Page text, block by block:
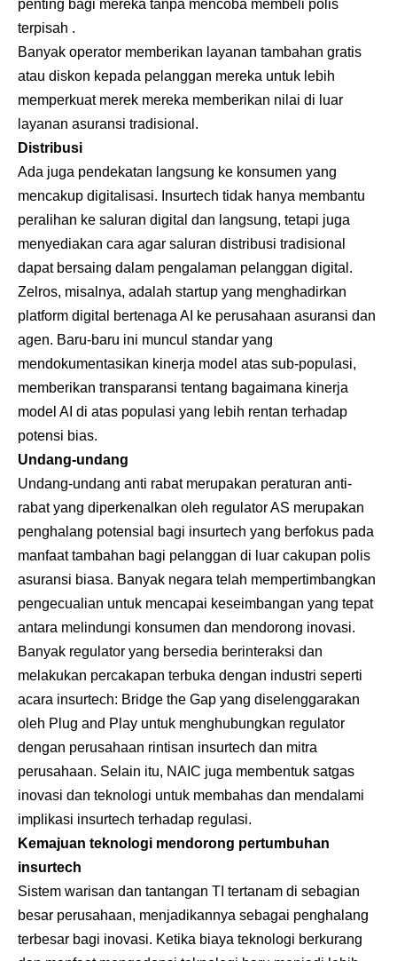
penting bagi mereka tanpa mencoba membeli polis
terpisah .
Banyak operator memberikan layanan tambahan gratis
atau diskon kepada pelanggan mereka untuk lebih
memperkuat merek mereka memberikan nilai di luar
layanan asuransi tradisional.
Distribusi
Ada juga pendekatan langsung ke konsumen yang
mencakup digitalisasi. Insurtech tidak hanya membantu
peralihan ke saluran digital dan langsung, tetapi juga
menyediakan cara agar saluran distribusi tradisional
dapat bersaing dalam pengalaman pelanggan digital.
Zelros, misalnya, adalah startup yang menghadirkan
platform digital bertenaga AI ke perusahaan asuransi dan
agen. Baru-baru ini muncul standar yang
mendokumentasikan kinerja model atas sub-populasi,
memberikan transparansi tentang bagaimana kinerja
model AI di atas populasi yang lebih rentan terhadap
potensi bias.
Undang-undang
Undang-undang anti rabat merupakan peraturan anti-
rabat yang diperkenalkan oleh regulator AS merupakan
penghalang potensial bagi insurtech yang berfokus pada
manfaat tambahan bagi pelanggan di luar cakupan polis
asuransi biasa. Banyak negara telah mempertimbangkan
pengecualian untuk mencapai keseimbangan yang tepat
antara melindungi konsumen dan mendorong inovasi.
Banyak regulator yang bersedia berinteraksi dan
melakukan percakapan terbuka dengan industri seperti
acara insurtech: Bridge the Gap yang diselenggarakan
oleh Plug and Play untuk menghubungkan regulator
dengan perusahaan rintisan insurtech dan mitra
perusahaan. Selain itu, NAIC juga membentuk satgas
inovasi dan teknologi untuk membahas dan mendalami
implikasi insurtech terhadap regulasi.
Kemajuan teknologi mendorong pertumbuhan
insurtech
Sistem warisan dan tantangan TI tertanam di sebagian
besar perusahaan, menjadikannya sebagai penghalang
terbesar bagi inovasi. Ketika biaya teknologi berkurang